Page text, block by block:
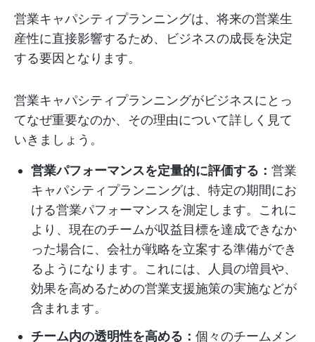
営業キャパシティプランニングは、将来の営業生
産性に直接影響するため、ビジネスの成長を決定
する要因となります。
営業キャパシティプランニングがビジネスにとっ
てなぜ重要なのか、その理由について詳しく見て
いきましょう。
営業パフォーマンスを定量的に評価する： 営業
キャパシティプランニングは、特定の期間にお
ける営業パフォーマンスを測定します。これに
より、現在のチームが収益目標を達成できなか
った場合に、会社が戦略を立案する準備ができ
るようになります。これには、人員の増員や、
効果を高めるための営業支援施策の実施などが
含まれます。
チーム内の透明性を高める： 個々のチームメン